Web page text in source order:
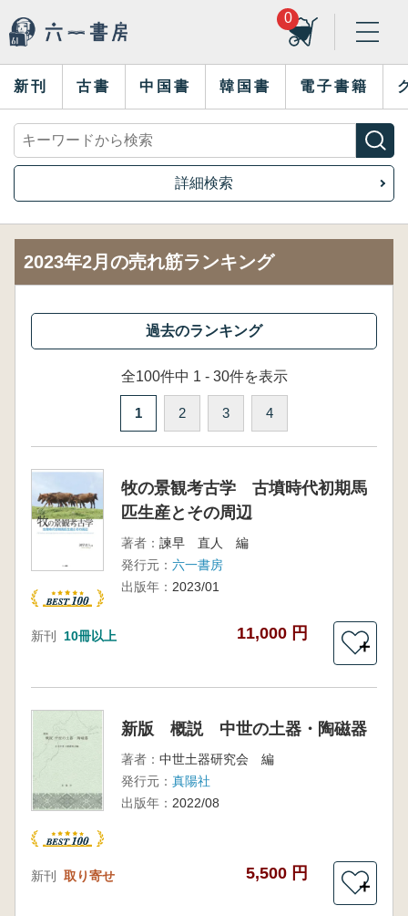
0
新刊 古書 中国書 韓国書 電子書籍
詳細検索
2023年2月の売れ筋ランキング
全100件中 1 - 30件を表示
1 2 3 4
牧の景観考古学 古墳時代初期馬
匹生産とその周辺
著者： 諫早 直人 編
発行元： 六一書房
出版年： 2023/01
新刊 10冊以上 11,000 円
＋
新版 概説 中世の土器・陶磁器
著者： 中世土器研究会 編
発行元： 真陽社
出版年： 2022/08
新刊 取り寄せ 5,500 円
＋